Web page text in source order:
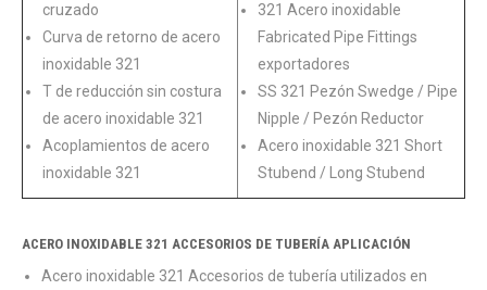
cruzado
Curva de retorno de acero
inoxidable 321
T de reducción sin costura
de acero inoxidable 321
Acoplamientos de acero
inoxidable 321
321 Acero inoxidable
Fabricated Pipe Fittings
exportadores
SS 321 Pezón Swedge / Pipe
Nipple / Pezón Reductor
Acero inoxidable 321 Short
Stubend / Long Stubend
ACERO INOXIDABLE 321 ACCESORIOS DE TUBERÍA APLICACIÓN
Acero inoxidable 321 Accesorios de tubería utilizados en